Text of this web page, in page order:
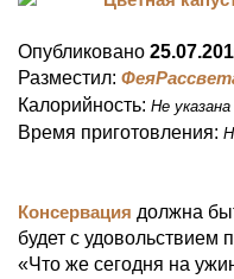
Опубликовано
Разместил:
Калорийность: Не указана
Время приготовления:
Консервация должна
будет с удовольствием
«Что же сегодня на